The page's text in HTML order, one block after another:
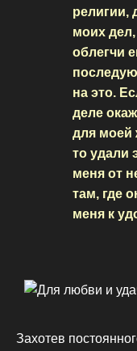
религии,
моих
облегчи
на это.
деле
для моей
то удали
меня от
там, где
меня к
Захотев